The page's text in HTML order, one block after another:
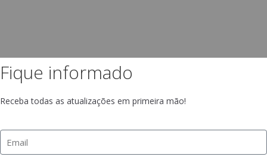
Fique informado
Receba todas as atualizações em primeira mão!